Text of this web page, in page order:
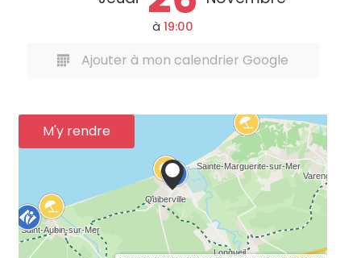
à 19:00
Ajouter à mon calendrier Google
M'y rendre